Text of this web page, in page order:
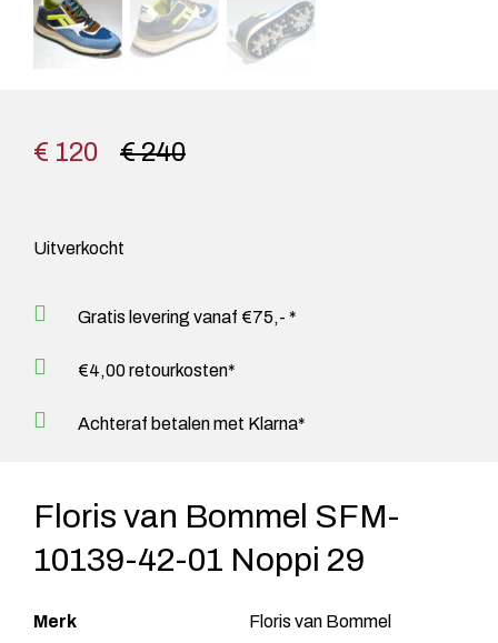
€ 240
€ 120
Uitverkocht
Gratis levering vanaf €75,- *
€4,00 retourkosten*
Achteraf betalen met Klarna*
Floris van Bommel SFM-
10139-42-01 Noppi 29
Merk Floris van Bommel